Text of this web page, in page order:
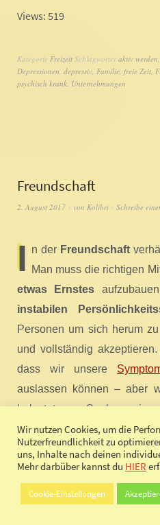
Views: 519
Kategorie Freizeit Schlagwörteraktiv werden
Depressionen depressiv Familie freie Zeit
psychisch krank Unternehmungen
Freundschaft
2. August 2017 von Kolibri Schreibe
I n der Freundschaft
Man muss die richtigen
etwas Ernstes
instabilen
Personen um sich herum
und vollständig
dass wir unsere
auslassen können – aber
belasteten Seele
Verständnisund
diesenpositiven Werten
fallen, eine korrekteLoyalität
Wir nutzen Cookies, um die
Nutzerfreundlichkeit zu
uns, Inhalte nach deinen
Mehr darbüber kannst du HIER
Cookie-Einstellungen